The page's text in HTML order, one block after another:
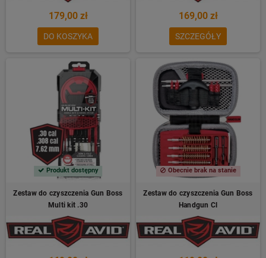
179,00 zł
DO KOSZYKA
169,00 zł
SZCZEGÓŁY
Produkt dostępny
Zestaw do czyszczenia Gun Boss
Multi kit .30
Obecnie brak na stanie
Zestaw do czyszczenia Gun Boss
Handgun Cl